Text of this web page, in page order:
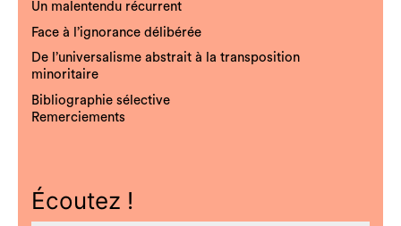
Un malentendu récurrent
Face à l’ignorance délibérée
De l’universalisme abstrait à la transposition
minoritaire
Bibliographie sélective
Remerciements
Écoutez !